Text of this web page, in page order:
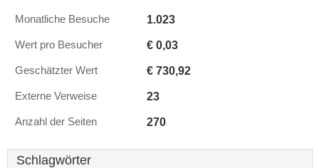
Monatliche Besuche 1.023
Wert pro Besucher € 0,03
Geschätzter Wert € 730,92
Externe Verweise 23
Anzahl der Seiten 270
Schlagwörter